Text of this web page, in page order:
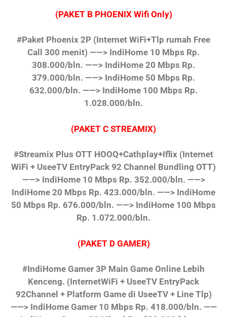
(PAKET B PHOENIX Wifi Only)
#Paket Phoenix 2P (Internet WiFi+Tlp rumah Free
Call 300 menit) ——> IndiHome 10 Mbps Rp.
308.000/bln. ——> IndiHome 20 Mbps Rp.
379.000/bln. ——> IndiHome 50 Mbps Rp.
632.000/bln. ——> IndiHome 100 Mbps Rp.
1.028.000/bln.
(PAKET C STREAMIX)
#Streamix Plus OTT HOOQ+Cathplay+Iflix (Internet
WiFi + UseeTV EntryPack 92 Channel Bundling OTT)
——> IndiHome 10 Mbps Rp. 352.000/bln. ——>
IndiHome 20 Mbps Rp. 423.000/bln. ——> IndiHome
50 Mbps Rp. 676.000/bln. ——> IndiHome 100 Mbps
Rp. 1.072.000/bln.
(PAKET D GAMER)
#IndiHome Gamer 3P Main Game Online Lebih
Kenceng. (InternetWiFi + UseeTV EntryPack
92Channel + Platform Game di UseeTV + Line Tlp)
——> IndiHome Gamer 10 Mbps Rp. 418.000/bln. ——